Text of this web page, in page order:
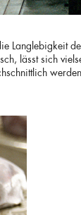
Langlebigkeit
lässt sich